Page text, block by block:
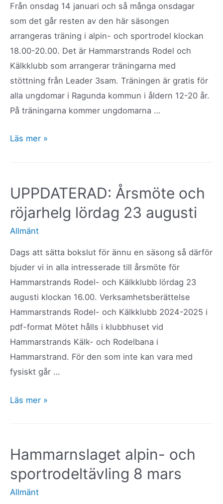
Från onsdag 14 januari och så många onsdagar
som det går resten av den här säsongen
arrangeras träning i alpin- och sportrodel klockan
18.00-20.00. Det är Hammarstrands Rodel och
Kälkklubb som arrangerar träningarna med
stöttning från Leader 3sam. Träningen är gratis för
alla ungdomar i Ragunda kommun i åldern 12-20 år.
På träningarna kommer ungdomarna …
Rodelträning
–
gratis
för
ungdomar
12-
20
år
Läs mer »
UPPDATERAD: Årsmöte och
röjarhelg lördag 23 augusti
Allmänt
Dags att sätta bokslut för ännu en säsong så därför
bjuder vi in alla intresserade till årsmöte för
Hammarstrands Rodel- och Kälkklubb lördag 23
augusti klockan 16.00. Verksamhetsberättelse
Hammarstrands Rodel- och Kälkklubb 2024-2025 i
pdf-format Mötet hålls i klubbhuset vid
Hammarstrands Kälk- och Rodelbana i
Hammarstrand. För den som inte kan vara med
fysiskt går …
UPPDATERAD:
lördag
23
augusti
Läs mer »
Hammarnslaget alpin- och
sportrodeltävling 8 mars
Allmänt